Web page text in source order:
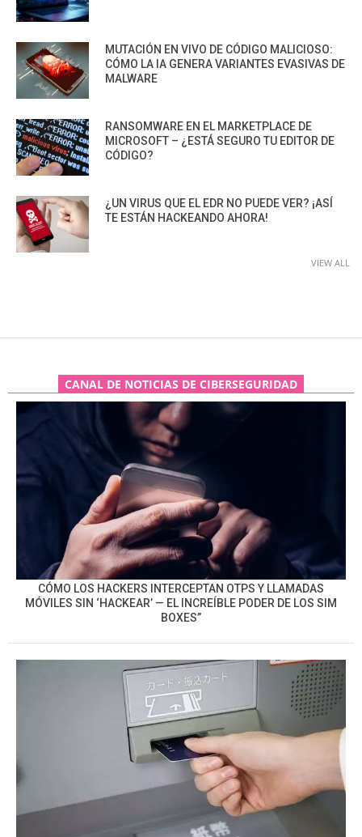
MUTACIÓN EN VIVO DE CÓDIGO MALICIOSO:
CÓMO LA IA GENERA VARIANTES EVASIVAS DE
MALWARE
RANSOMWARE EN EL MARKETPLACE DE
MICROSOFT – ¿ESTÁ SEGURO TU EDITOR DE
CÓDIGO?
¿UN VIRUS QUE EL EDR NO PUEDE VER? ¡ASÍ
TE ESTÁN HACKEANDO AHORA!
VIEW ALL
CANAL DE NOTICIAS DE CIBERSEGURIDAD
CÓMO LOS HACKERS INTERCEPTAN OTPS Y LLAMADAS
MÓVILES SIN ‘HACKEAR’ — EL INCREÍBLE PODER DE LOS SIM
BOXES”